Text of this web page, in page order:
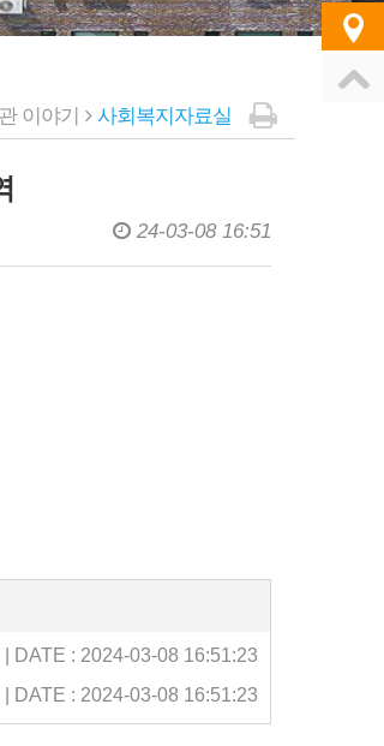
이야기 사회복지자료실
24-03-08 16:51
DATE : 2024-03-08 16:51:23
DATE : 2024-03-08 16:51:23